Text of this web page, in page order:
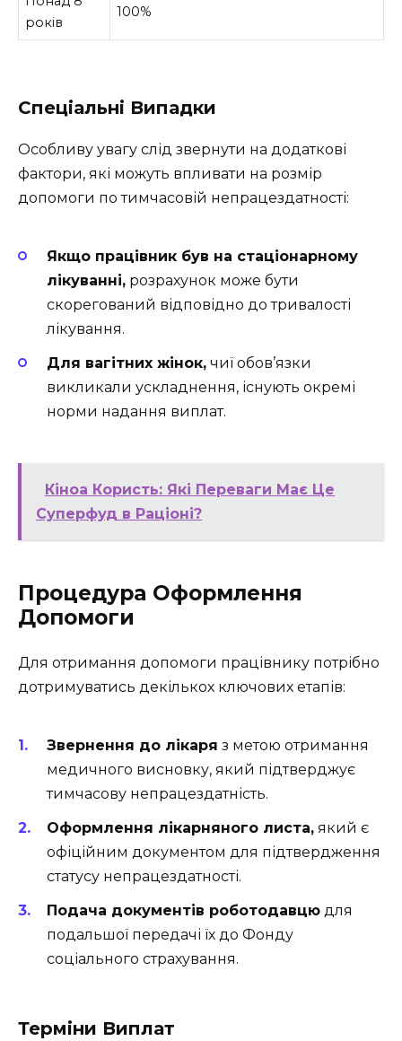
років
100%
Спеціальні Випадки
Особливу увагу слід звернути на додаткові
фактори, які можуть впливати на розмір
допомоги по тимчасовій непрацездатності:
Якщо працівник був на стаціонарному
лікуванні, розрахунок може бути
скорегований відповідно до тривалості
лікування.
Для вагітних жінок, чиї обов’язки
викликали ускладнення, існують окремі
норми надання виплат.
Кіноа Користь: Які Переваги Має Це
Суперфуд в Раціоні?
Процедура Оформлення
Допомоги
Для отримання допомоги працівнику потрібно
дотримуватись декількох ключових етапів:
Звернення до лікаря з метою отримання
медичного висновку, який підтверджує
тимчасову непрацездатність.
Оформлення лікарняного листа, який є
офіційним документом для підтвердження
статусу непрацездатності.
Подача документів роботодавцю для
подальшої передачі їх до Фонду
соціального страхування.
Терміни Виплат